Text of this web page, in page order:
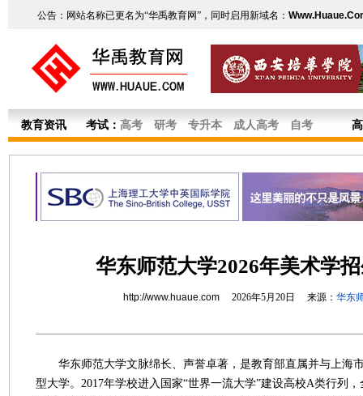
公告：网站名称已更名为“华禹教育网”，同时启用新域名：
教育资讯 考试： 高考 研考 专升本 成人高考 自考
华东师范大学2026年美术学
http://www.huaue.com2026年5月20日 来源： 华东
华东师范大学文脉绵长、声誉卓著，是教育部直属并与上海
型大学。2017年学校进入国家“世界一流大学”建设高校A类行列